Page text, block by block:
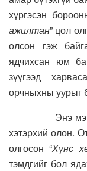
хүргэсэн
ажилтан” цол
олсон гэж
ядчихсан юм
зүүгээд
орчныхны уурыг
Энэ мэтийг
хэтэрхий олон.
олгосон “Хүнс
тэмдгийг бол